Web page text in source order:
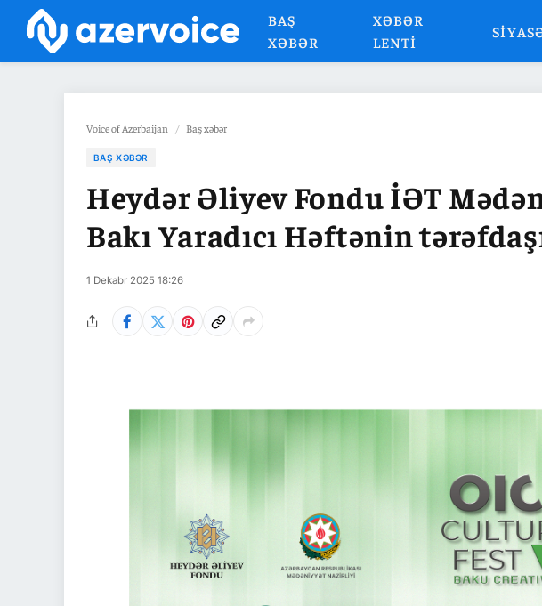
BAŞ
XƏBƏR
XƏBƏR
LENTI
Voice of Azerbaijan / Baş xəbər
BAŞ XƏBƏR
Heydər Əliyev Fondu İƏT
Bakı Yaradıcı Həftənin
1 Dekabr 2025 18:26